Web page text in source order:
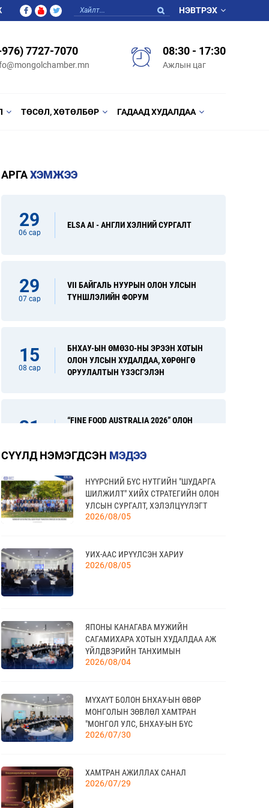
НЭВТРЭХ
7727-7070 08:30 - 17:30
Ажлын цаг
ТӨСӨЛ, ХӨТӨЛБӨР ГАДААД ХУДАЛДАА
АРГАХЭМЖЭЭ
29
06 сар
ELSA AI - АНГЛИ ХЭЛНИЙ СУРГАЛТ
29
07 сар
VII БАЙГАЛЬ НУУРЫН ОЛОН УЛСЫН
ТҮНШЛЭЛИЙН ФОРУМ
15
08 сар
БНХАУ-ЫН ӨМӨЗО-НЫ ЭРЭЭН ХОТЫН
ОЛОН УЛСЫН ХУДАЛДАА, ХӨРӨНГӨ
ОРУУЛАЛТЫН ҮЗЭСГЭЛЭН
31
“FINE FOOD AUSTRALIA 2026” ОЛОН
17
09 сар
“УЛААНБААТАР ТҮНШЛЭЛ 2026”
ХҮНСНИЙ САЛБАРЫН ОЛОН УЛСЫН
ҮЗЭСГЭЛЭН
18
09 сар
МОНГОЛЫН АРБИТРЫН ӨДӨР - 2026
20
09 сар
КАНАД УЛС - ТОРОНТО ХОТЫН БИЗНЕС
АЯЛАЛ
21
10 сар
TEX+ VISION KOREA
04
11 сар
“BAZAAR BERLIN 2026” ОЛОН УЛСЫН
ҮЗЭСГЭЛЭН
СҮҮЛД НЭМЭГДСЭН МЭДЭЭ
НҮҮРСНИЙ БҮС НУТГИЙН "ШУДАРГА
ШИЛЖИЛТ" ХИЙХ СТРАТЕГИЙН ОЛОН
УЛСЫН СУРГАЛТ, ХЭЛЭЛЦҮҮЛЭГТ
ОРОЛЦЛОО
2026/08/05
УИХ-ААС ИРҮҮЛСЭН ХАРИУ
2026/08/05
ЯПОНЫ КАНАГАВА МУЖИЙН
САГАМИХАРА ХОТЫН ХУДАЛДАА АЖ
ҮЙЛДВЭРИЙН ТАНХИМЫН
ТӨЛӨӨЛӨГЧИД МОНГОЛЫН
2026/08/04
МҮХАҮТ БОЛОН БНХАУ-ЫН ӨВӨР
МОНГОЛЫН ЗӨВЛӨЛ ХАМТРАН
"МОНГОЛ УЛС, БНХАУ-ЫН БҮС
НУТГИЙН ЭДИЙН ЗАСАГ, ХАМТЫН
2026/07/30
ХАМТРАН АЖИЛЛАХ САНАЛ
2026/07/29